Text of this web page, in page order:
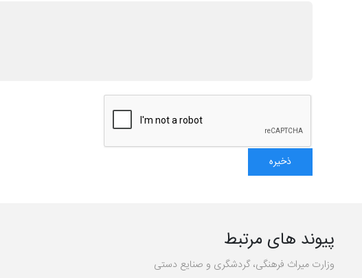
پیوند های مرتبط
وزارت میراث فرهنگی، گردشگری و صنایع دستی